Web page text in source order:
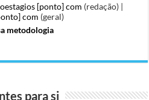
[ponto] com (redação) |
com (geral)
metodologia
para si